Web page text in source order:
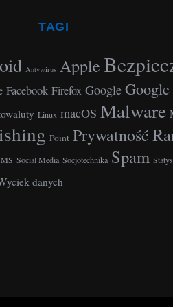
TAGI
Antywirus Apple
Facebook Firefox Google
Linux macOS Malware
Point Prywatność
Social Media Socjotechnika Spam
danych